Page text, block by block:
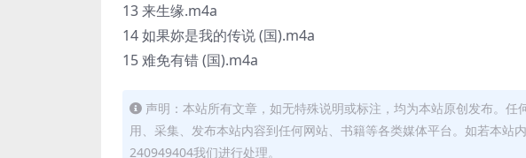
13 来生缘.m4a
14 如果妳是我的传说 (国).m4a
15 难免有错 (国).m4a
声明：本站所有文章，如无特殊说明或标注，均为本站原创发布。
用、采集、发布本站内容到任何网站、书籍等各类媒体平台。如若本站
240949404我们进行处理。